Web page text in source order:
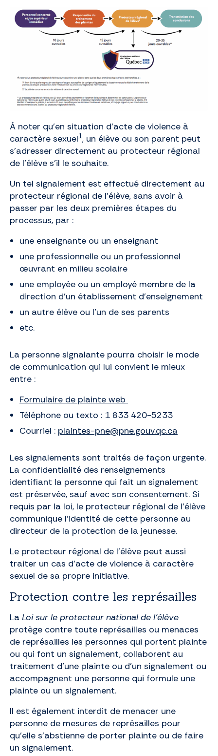
À noter qu’en situation d’acte de violence à
caractère sexuel1, un élève ou son parent peut
s’adresser directement au protecteur régional
de l’élève s’il le souhaite.
Un tel signalement est effectué directement au
protecteur régional de l’élève, sans avoir à
passer par les deux premières étapes du
processus, par :
une enseignante ou un enseignant
une professionnelle ou un professionnel
œuvrant en milieu scolaire
une employée ou un employé membre de la
direction d’un établissement d’enseignement
un autre élève ou l’un de ses parents
etc.
La personne signalante pourra choisir le mode
de communication qui lui convient le mieux
entre :
Formulaire de plainte web
Téléphone ou texto : 1 833 420-5233
Courriel : plaintes-pne@pne.gouv.qc.ca
Les signalements sont traités de façon urgente.
La confidentialité des renseignements
identifiant la personne qui fait un signalement
est préservée, sauf avec son consentement. Si
requis par la loi, le protecteur régional de l’élève
communique l’identité de cette personne au
directeur de la protection de la jeunesse.
Le protecteur régional de l’élève peut aussi
traiter un cas d’acte de violence à caractère
sexuel de sa propre initiative.
Protection contre les représailles
La Loi sur le protecteur national de l’élève
protège contre toute représailles ou menaces
de représailles les personnes qui portent plainte
ou qui font un signalement, collaborent au
traitement d’une plainte ou d’un signalement ou
accompagnent une personne qui formule une
plainte ou un signalement.
Il est également interdit de menacer une
personne de mesures de représailles pour
qu’elle s’abstienne de porter plainte ou de faire
un signalement.